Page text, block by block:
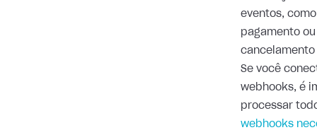
eventos, como
pagamento ou
Se você
webhooks, é
processar
webhooks